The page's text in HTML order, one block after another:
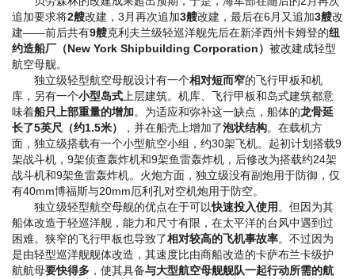
追加要求将2艘改建，3月再次追加3艘改建，最后在6月又追加3艘改
建——前后共有9艘克利夫兰级轻巡洋舰先后在新泽西州卡姆登的纽
约造船厂（New York Shipbuilding Corporation） 被改建成轻型
航空母舰。
独立级轻型航空母舰设计有一个相对短而窄的飞行甲板和机
库，另有一个小型岛式上层建筑。机库、飞行甲板和岛式建筑都意
味着船只上部重量的增加。为适应和弥补这一缺点，船体的龙骨延
长了5英尺（约1.5米）
，并在船壳上增加了泡状结构。在载机方
面，独立级搭载有一个小型航空小组，约30架飞机。起初计划搭载9
架战斗机，9架侦查轰炸机和9架鱼雷轰炸机，后修改为搭载约24架
战斗机和9架鱼雷轰炸机。火炮方面，独立级没有副炮用于防御，仅
有40mm博福斯与20mm厄利孔对空机炮用于防空。
独立级轻型航空母舰的优点在于可以快速投入使用。但因为其
船体改造于轻巡洋舰，能力和尺寸有限，在太平洋的台风中遇到过
困难。狭窄的飞行甲板也导致了相对较高的飞机事故率。不过因为
是由轻型巡洋舰舰体改造，其速度比由商船改造的卡萨布兰卡级护
航航母要快得多 ，使其具备与大型航空母舰舰队一起行动所需的航